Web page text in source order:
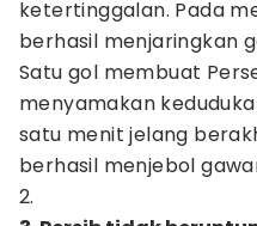
ketertinggalan. Pada
berhasil menjaringkan
Satu gol membuat
menyamakan
satu menit jelang
berhasil menjebol
2.